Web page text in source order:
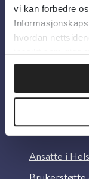
vi kan forbedre
hvordan
innsikt som gjør
Personvern
Information
Ansatte i